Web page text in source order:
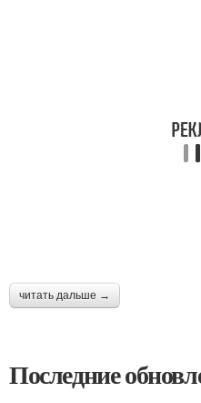
читать дальше →
Последние